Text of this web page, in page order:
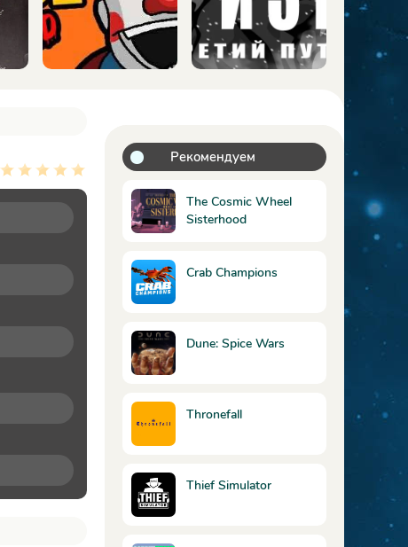
Рекомендуем
The Cosmic Wheel
Sisterhood
Crab Champions
Dune: Spice Wars
Thronefall
Thief Simulator